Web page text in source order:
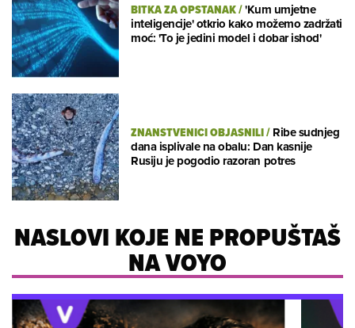
BITKA ZA OPSTANAK/'Kum umjetne
inteligencije' otkrio kako možemo zadržati
moć: 'To je jedini model i dobar ishod'
ZNANSTVENICI OBJASNILI/Ribe sudnjeg
dana isplivale na obalu: Dan kasnije
Rusiju je pogodio razoran potres
NASLOVI KOJE NE PROPUŠTAŠ
NA VOYO